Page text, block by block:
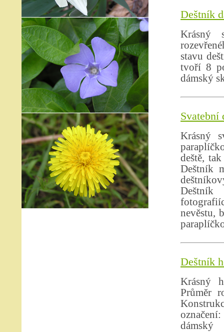
Deštník
Krásný
stavu
tvoří 8
dámský
Svatební
Krásný
deště,
Deštník
Deštník
nevěstu,
Deštník
Krásný
Průměr
dámský